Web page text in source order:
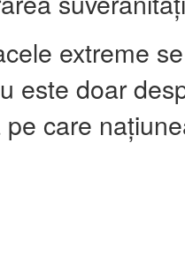
extreme
este doar
care